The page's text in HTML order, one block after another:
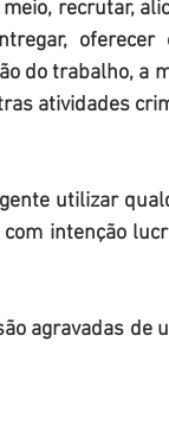
do trabalho, a
atividades
intenção